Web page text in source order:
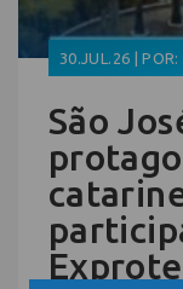
30.JUL.26 |
São